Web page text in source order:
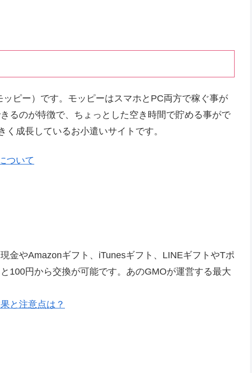
ピー）です。モッピーはスマホとPC両方で稼ぐ事が
るのが特徴で、ちょっとした空き時間で貯める事がで
成長しているお小遣いサイトです。
ついて
金やAmazonギフト、iTunesギフト、LINEギフトやTポ
100円から交換が可能です。あのGMOが運営する最大
と注意点は？